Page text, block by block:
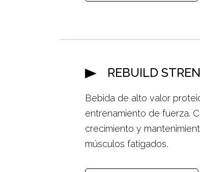
REBUILD
Bebida de alto valor
entrenamiento de fuerza.
crecimiento y
músculos fatigados.